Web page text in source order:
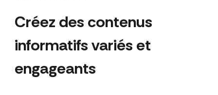
Créez des contenus
informatifs variés et
engageants